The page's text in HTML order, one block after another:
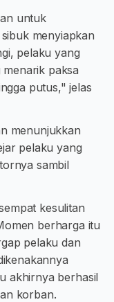
untuk
menyiapkan
pelaku yang
paksa
putus," jelas
menunjukkan
pelaku yang
sambil
kesulitan
berharga itu
pelaku dan
akhirnya berhasil
korban.